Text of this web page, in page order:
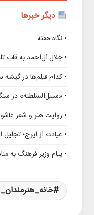
دیگر خبرها
• نگاه هفته
• جلال آل‌احمد به قاب
• کدام فیلم‌ها در
• «سبیل‌السلطنه» در
• روایت هنر و شعر
• عیادت از ایرج؛ تجلیل
• پیام وزیر فرهنگ به